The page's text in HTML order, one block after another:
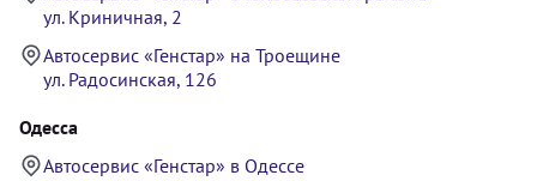
ул. Криничная, 2
Автосервис «Генстар» на Троещине
ул. Радосинская, 126
Одесса
Автосервис «Генстар» в Одессе